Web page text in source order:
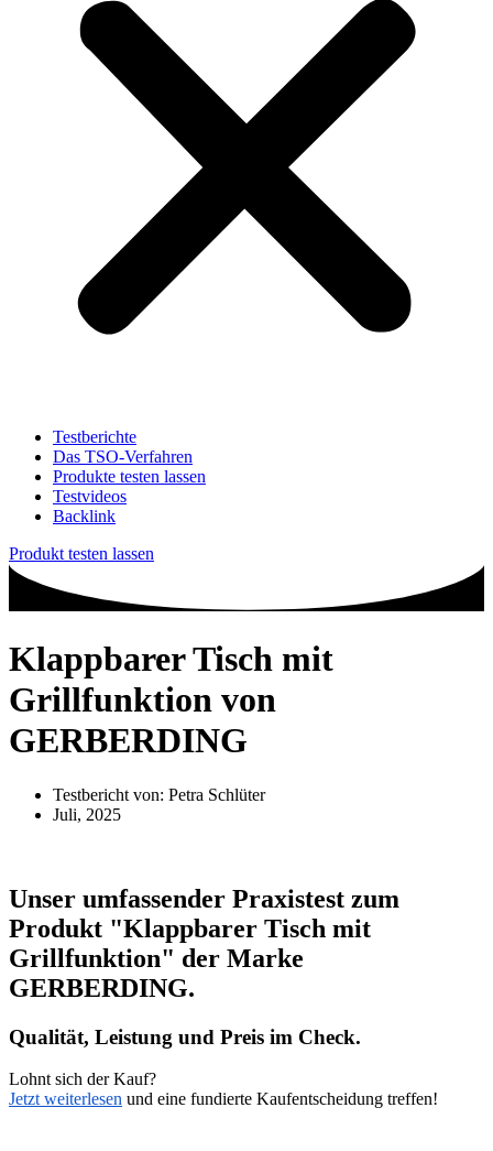
Testberichte
Das TSO-Verfahren
Produkte testen lassen
Testvideos
Backlink
Produkt testen lassen
Klappbarer Tisch mit
Grillfunktion von
GERBERDING
Testbericht von: Petra Schlüter
Juli, 2025
Unser umfassender Praxistest zum
Produkt "Klappbarer Tisch mit
Grillfunktion" der Marke
GERBERDING.
Qualität, Leistung und Preis im Check.
Lohnt sich der Kauf?
Jetzt weiterlesen und eine fundierte Kaufentscheidung treffen!